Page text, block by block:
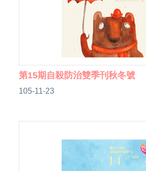
第15期自殺防治雙季刊秋冬號
105-11-23